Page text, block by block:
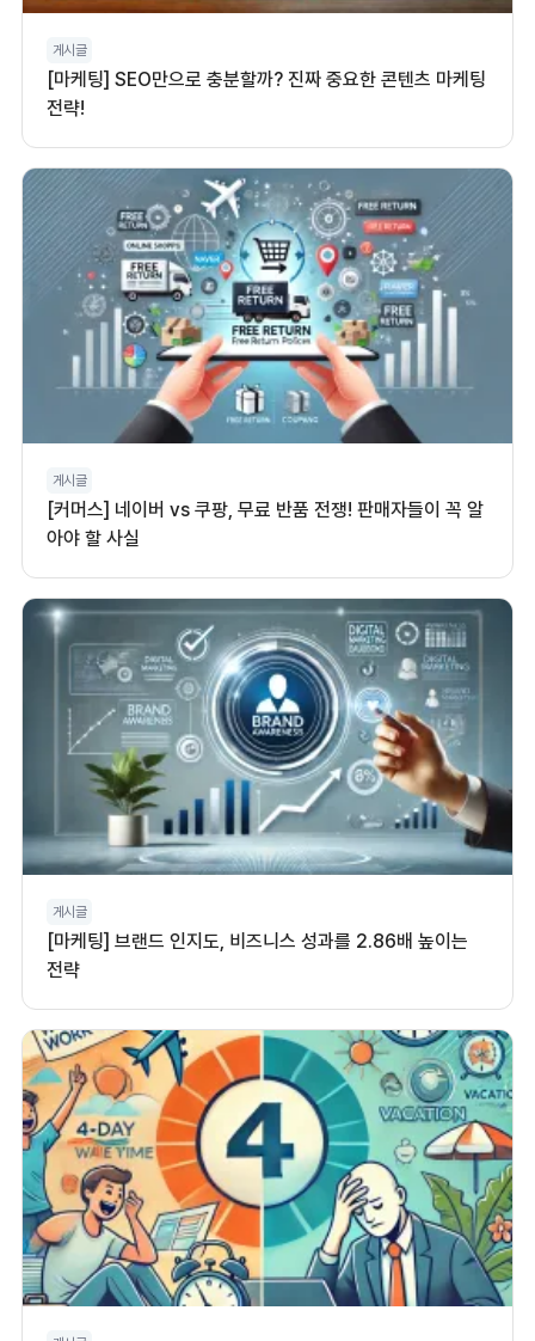
게시글
[마케팅] SEO만으로 충분할까? 진짜 중요한 콘텐츠 마케팅
전략!
게시글
[커머스] 네이버 vs 쿠팡, 무료 반품 전쟁! 판매자들이 꼭 알
아야 할 사실
게시글
[마케팅] 브랜드 인지도, 비즈니스 성과를 2.86배 높이는
전략